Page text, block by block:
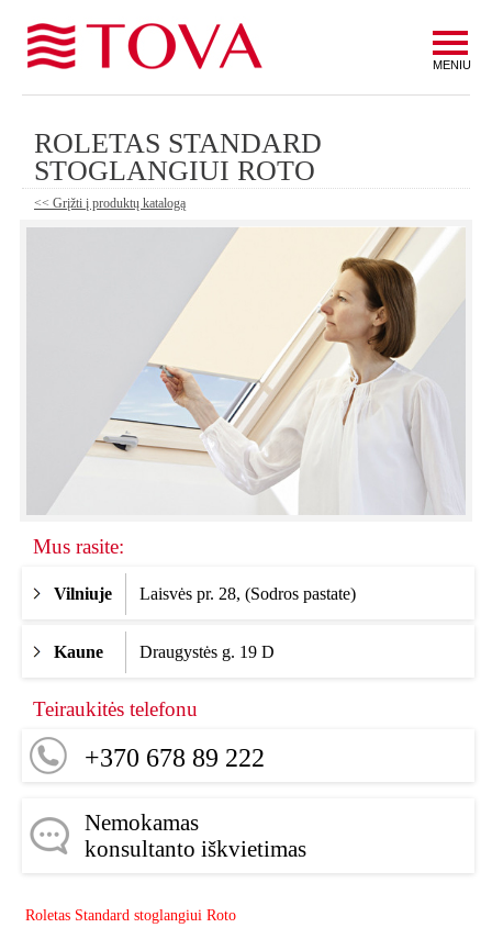
MENIU
ROLETAS STANDARD
STOGLANGIUI ROTO
<< Grįžti į produktų katalogą
Mus rasite:
Vilniuje Laisvės pr. 28, (Sodros pastate)
Kaune Draugystės g. 19 D
Teiraukitės telefonu
+370 678 89 222
Nemokamas
konsultanto iškvietimas
Roletas Standard stoglangiui Roto